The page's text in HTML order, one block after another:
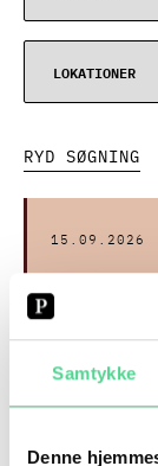
Samtykke
Denne
RYD SØGNING
15.09.2026
FORUM FOR